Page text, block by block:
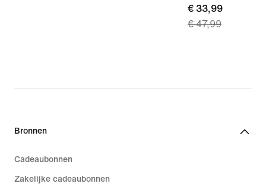
current
price
€ 47,99
€ 33,99
€ 47,99
Bronnen
Cadeaubonnen
Zakelijke cadeaubonnen